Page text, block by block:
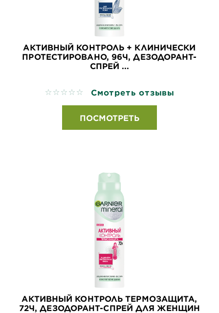
АКТИВНЫЙ КОНТРОЛЬ + КЛИНИЧЕСКИ
ПРОТЕСТИРОВАНО, 96Ч, ДЕЗОДОРАНТ-
СПРЕЙ ...
No reviews Смотреть отзывы
ПОСМОТРЕТЬ
АКТИВНЫЙ КОНТРОЛЬ ТЕРМОЗАЩИТА,
72Ч, ДЕЗОДОРАНТ-СПРЕЙ ДЛЯ ЖЕНЩИН